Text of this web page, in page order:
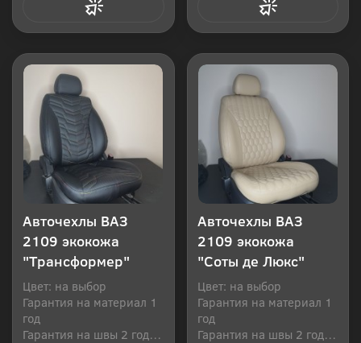
Авточехлы ВАЗ
2109 экокожа
"Трансформер"
Цвет: на выбор
Гарантия на материал 1
год
Гарантия на швы 2 года
Авточехлы ВАЗ
2109 экокожа
"Соты де Люкс"
Цвет: на выбор
Гарантия на материал 1
год
Гарантия на швы 2 года